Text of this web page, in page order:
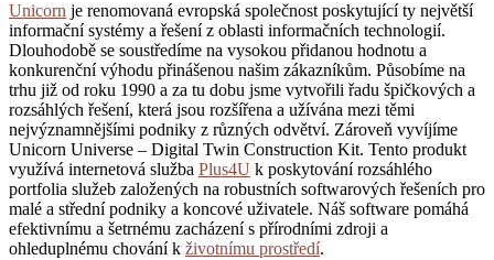
Unicorn je renomovaná evropská společnost poskytující ty největší
informační systémy a řešení z oblasti informačních technologií.
Dlouhodobě se soustředíme na vysokou přidanou hodnotu a
konkurenční výhodu přinášenou našim zákazníkům. Působíme na
trhu již od roku 1990 a za tu dobu jsme vytvořili řadu špičkových a
rozsáhlých řešení, která jsou rozšířena a užívána mezi těmi
nejvýznamnějšími podniky z různých odvětví. Zároveň vyvíjíme
Unicorn Universe – Digital Twin Construction Kit. Tento produkt
využívá internetová služba Plus4U k poskytování rozsáhlého
portfolia služeb založených na robustních softwarových řešeních pro
malé a střední podniky a koncové uživatele. Náš software pomáhá
efektivnímu a šetrnému zacházení s přírodními zdroji a
ohleduplnému chování k životnímu prostředí.